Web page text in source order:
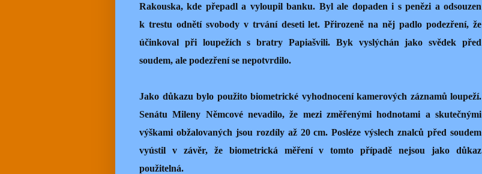
Rakouska, kde přepadl a vyloupil banku. Byl ale dopaden i s penězi a odsouzen
k trestu odnětí svobody v trvání deseti let. Přirozeně na něj padlo podezření, že
účinkoval při loupežích s bratry Papiašvili. Byk vyslýchán jako svědek před
soudem, ale podezření se nepotvrdilo.
Jako důkazu bylo použito biometrické vyhodnocení kamerových záznamů loupeží.
Senátu Mileny Němcové nevadilo, že mezi změřenými hodnotami a skutečnými
výškami obžalovaných jsou rozdíly až 20 cm. Posléze výslech znalců před soudem
vyústil v závěr, že biometrická měření v tomto případě nejsou jako důkaz
použitelná.